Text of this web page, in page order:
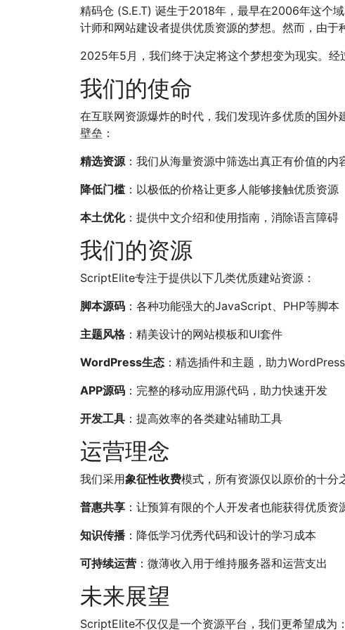
精码仓 (S.E.T) 诞生于2018年，最早在2006年这个
计师和网站建设者提供优质资源的梦想。然而，由于
2025年5月，我们终于决定将这个梦想变为现实。
我们的使命
在互联网资源爆炸的时代，我们发现许多优质的国
壁垒：
精选资源：我们从海量资源中筛选出真正有价值的内
降低门槛：以极低的价格让更多人能够接触优质资源
本土优化：提供中文介绍和使用指南，消除语言障碍
我们的资源
ScriptElite专注于提供以下几类优质建站资源：
脚本源码 ：各种功能强大的JavaScript、PHP等脚本
主题风格 ：精美设计的网站模板和UI套件
WordPress生态 ：精选插件和主题，助力
APP源码 ：完整的移动应用源代码，助力快速开发
开发工具 ：提高效率的各类建站辅助工具
运营理念
我们采用象征性收费模式，所有资源仅以原价的十分
普惠共享 ：让预算有限的个人开发者也能获得优质资
知识传播 ：降低学习优秀代码和设计的学习成本
可持续运营 ：微薄收入用于维持服务器和运营支出
未来展望
ScriptElite不仅仅是一个资源平台，我们更希望成为：